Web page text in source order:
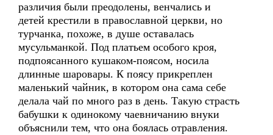
различия были преодолены, венчались и
детей крестили в православной церкви, но
турчанка, похоже, в душе оставалась
мусульманкой. Под платьем особого кроя,
подпоясанного кушаком-поясом, носила
длинные шаровары. К поясу прикреплен
маленький чайник, в котором она сама себе
делала чай по много раз в день. Такую страсть
бабушки к одинокому чаевничанию внуки
объяснили тем, что она боялась отравления.